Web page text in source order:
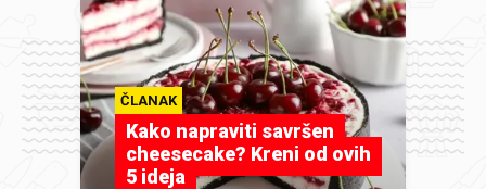
ČLANAK
Kako napraviti savršen
cheesecake? Kreni od ovih
5 ideja